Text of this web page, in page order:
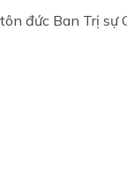
đức Ban Trị sự